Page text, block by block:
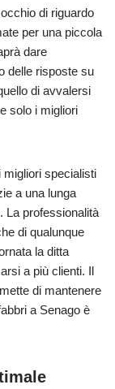
di riguardo
per una piccola
dare
delle risposte su
di avvalersi
solo i migliori
specialisti
a una lunga
La professionalità
di qualunque
la ditta
a più clienti. Il
di mantenere
a Senago è